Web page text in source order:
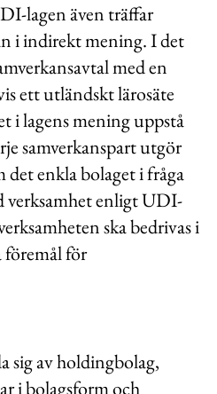
lagen även träffar
i indirekt mening. I det
med en
ett utländskt lärosäte
i lagens mening uppstå
samverkanspart utgör
det enkla bolaget i fråga
verksamhet enligt UDI-
ska bedrivas i
föremål för
sig av holdingbolag,
i bolagsform och